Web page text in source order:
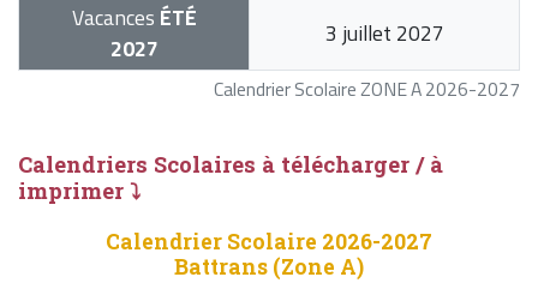
Calendrier Scolaire ZONE A 2026-2027
Vacances ÉTÉ
2027
3 juillet 2027
Calendriers Scolaires à télécharger / à
imprimer ⤵
Calendrier Scolaire 2026-2027
Battrans (Zone A)